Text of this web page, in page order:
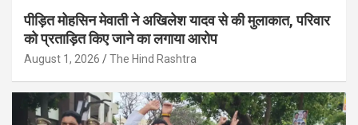
पीड़ित मोहसिन मेवाती ने अखिलेश यादव से की मुलाकात, परिवार
को प्रताड़ित किए जाने का लगाया आरोप
August 1, 2026 The Hind Rashtra